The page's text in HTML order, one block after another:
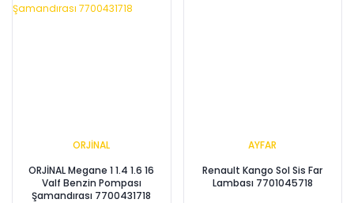
ORJİNAL
ORJİNAL Megane 1 1.4 1.6 16
Valf Benzin Pompası
Şamandırası 7700431718
AYFAR
Renault Kango Sol Sis Far
Lambası 7701045718